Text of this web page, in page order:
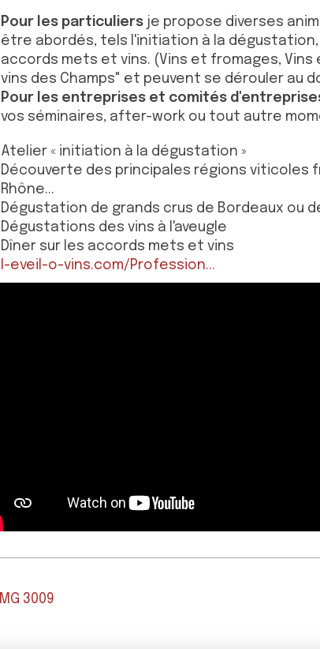
Pour les particuliers je propose diverses
être abordés, tels l'initiation à la
accords mets et vins. (Vins et fromages,
vins des Champs" et peuvent se dérouler au
Pour les entreprises et comités
vos séminaires, after-work ou tout autre
Atelier « initiation à la dégustation »
Découverte des principales régions viticoles
Rhône...
Dégustation de grands crus de Bordeaux ou
Dégustations des vins à l'aveugle
Dîner sur les accords mets et vins
l-eveil-o-vins.com/Profession...
IMG 3009